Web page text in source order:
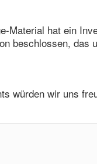
Material hat ein
beschlossen, das
würden wir uns